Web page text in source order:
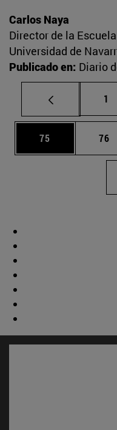
Carlos Naya
Director de la
Universidad de
Publicado en: Diario
1
Página
75 76